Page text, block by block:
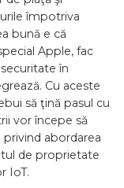
împotriva
bună e că
Apple, fac
în
Cu aceste
să ţină pasul cu
vor începe să
abordarea
de proprietate
IoT.